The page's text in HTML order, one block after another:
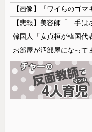
【画像】「ワイらのゴマ
【悲報】美容師「…手
お部屋が汚部屋になって